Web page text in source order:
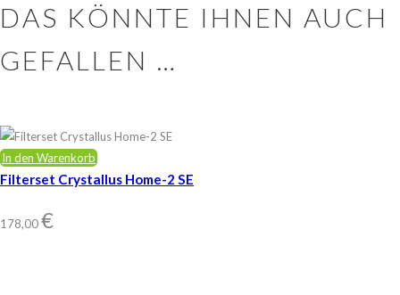
quantity
DAS KÖNNTE IHNEN AUCH
GEFALLEN …
In den Warenkorb
Filterset Crystallus Home-2 SE
178,00€